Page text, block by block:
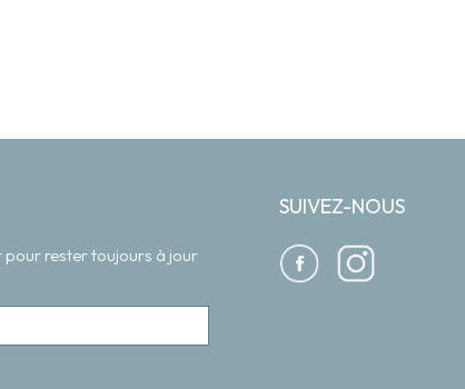
pour rester toujours à jour
SUIVEZ-NOUS